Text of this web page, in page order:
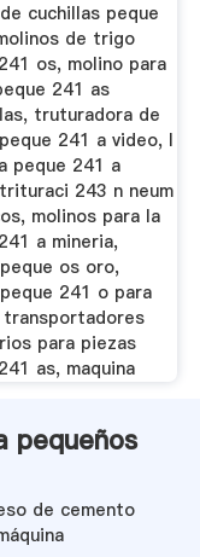
cuchillas peque
de trigo
os, molino para
241 as
truturadora de
241 a video, l
peque 241 a
243 n neum
molinos para la
a mineria,
os oro,
241 o para
transportadores
para piezas
as, maquina
pequeños
de cemento